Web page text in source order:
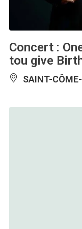
Concert :
tou give
SAINT-